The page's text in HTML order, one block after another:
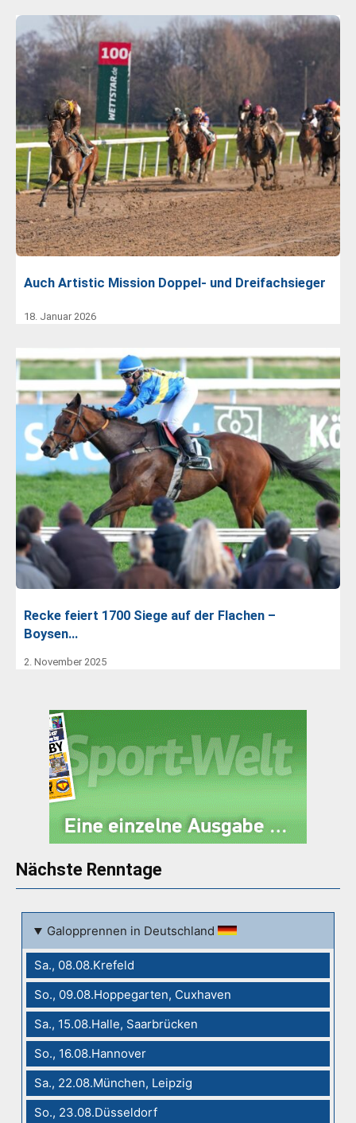
Auch Artistic Mission Doppel- und Dreifachsieger
18. Januar 2026
Recke feiert 1700 Siege auf der Flachen –
Boysen…
2. November 2025
Nächste Renntage
Galopprennen in Deutschland
Sa., 08.08.Krefeld
So., 09.08.Hoppegarten, Cuxhaven
Sa., 15.08.Halle, Saarbrücken
So., 16.08.Hannover
Sa., 22.08.München, Leipzig
So., 23.08.Düsseldorf